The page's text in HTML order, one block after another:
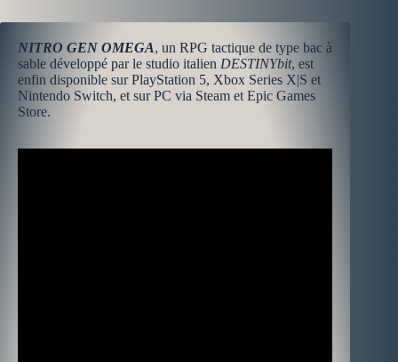
NITRO GEN OMEGA, un RPG tactique de type bac à
sable développé par le studio italien DESTINYbit, est
enfin disponible sur PlayStation 5, Xbox Series X|S et
Nintendo Switch, et sur PC via Steam et Epic Games
Store.